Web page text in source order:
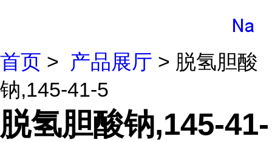
首页 > 产品展厅 > 脱氢胆酸
钠,145-41-5
脱氢胆酸钠,145-41-